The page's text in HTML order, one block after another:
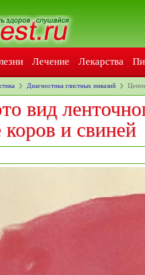
Лечение Лекарства
Диагностика глистных инвазий
вид
коров и свиней